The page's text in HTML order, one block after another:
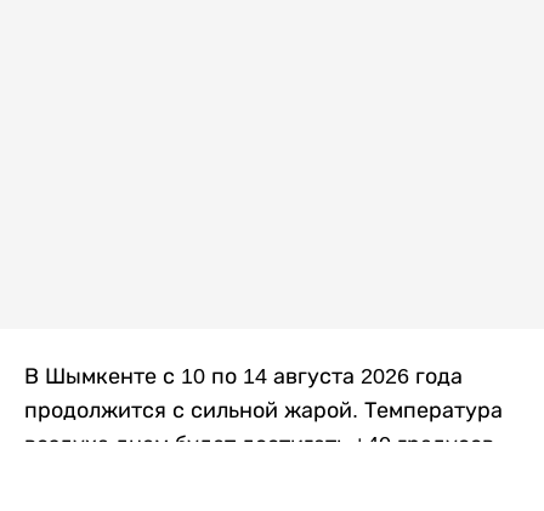
В Шымкенте с 10 по 14 августа 2026 года
продолжится с сильной жарой. Температура
воздуха днем будет достигать +40 градусов,